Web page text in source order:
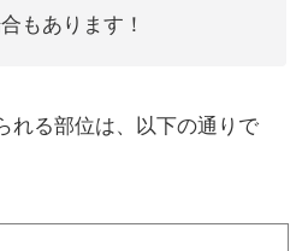
もあります！
れる部位は、以下の通りで